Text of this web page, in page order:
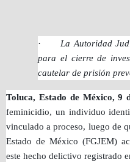
·
La Autoridad
para el cierre de
cautelar de prisión
Toluca, Estado de México, 9
feminicidio, un individuo
vinculado a proceso, luego de
Estado de México (FGJEM)
este hecho delictivo registrado